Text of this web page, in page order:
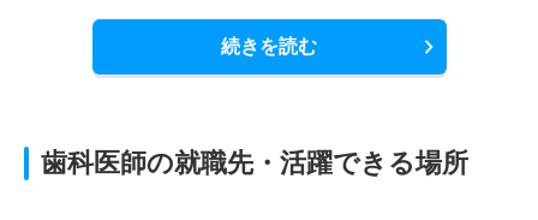
続きを読む
歯科医師の就職先・活躍できる場所